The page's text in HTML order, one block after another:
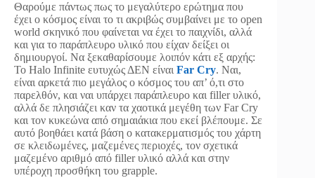
Θαρούμε πάντως πως το μεγαλύτερο ερώτημα που
έχει ο κόσμος είναι το τι ακριβώς συμβαίνει με το open
world σκηνικό που φαίνεται να έχει το παιχνίδι, αλλά
και για το παράπλευρο υλικό που είχαν δείξει οι
δημιουργοί. Να ξεκαθαρίσουμε λοιπόν κάτι εξ αρχής:
Το Halo Infinite ευτυχώς ΔΕΝ είναι Far Cry. Ναι,
είναι αρκετά πιο μεγάλος ο κόσμος του απ’ ό,τι στο
παρελθόν, και ναι υπάρχει παράπλευρο και filler υλικό,
αλλά δε πλησιάζει καν τα χαοτικά μεγέθη των Far Cry
και τον κυκεώνα από σημαιάκια που εκεί βλέπουμε. Σε
αυτό βοηθάει κατά βάση ο κατακερματισμός του χάρτη
σε κλειδωμένες, μαζεμένες περιοχές, τον σχετικά
μαζεμένο αριθμό από filler υλικό αλλά και στην
υπέροχη προσθήκη του grapple.